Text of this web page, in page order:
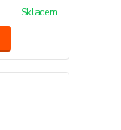
Skladem